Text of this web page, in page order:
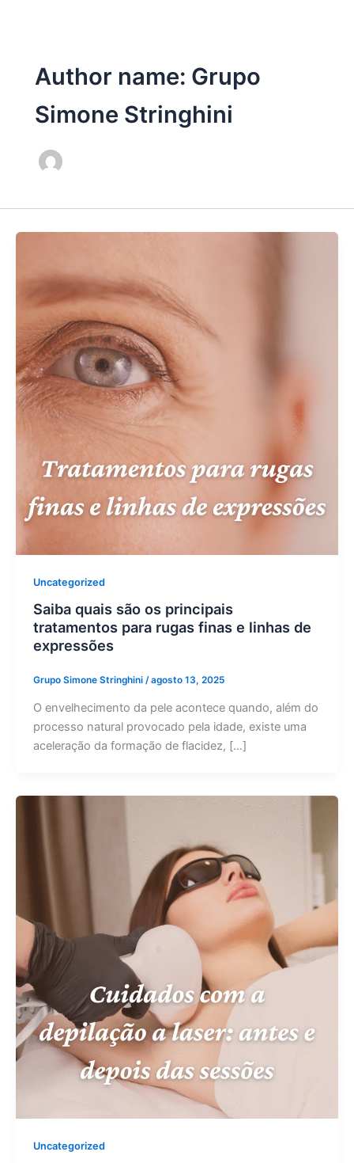
conteúdoAuthor name: Grupo
Simone Stringhini
Uncategorized
Saiba quais são os principais
tratamentos para rugas finas e linhas de
expressões
Grupo Simone Stringhini /agosto 13, 2025
O envelhecimento da pele acontece quando, além do
processo natural provocado pela idade, existe uma
aceleração da formação de flacidez, […]
Uncategorized